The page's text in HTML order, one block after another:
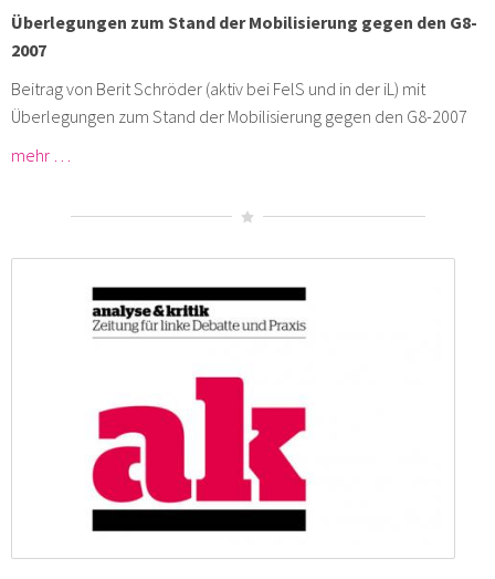
Überlegungen zum Stand der Mobilisierung gegen den G8-
2007
Beitrag von Berit Schröder (aktiv bei FelS und in der iL) mit
Überlegungen zum Stand der Mobilisierung gegen den G8-2007
mehr …